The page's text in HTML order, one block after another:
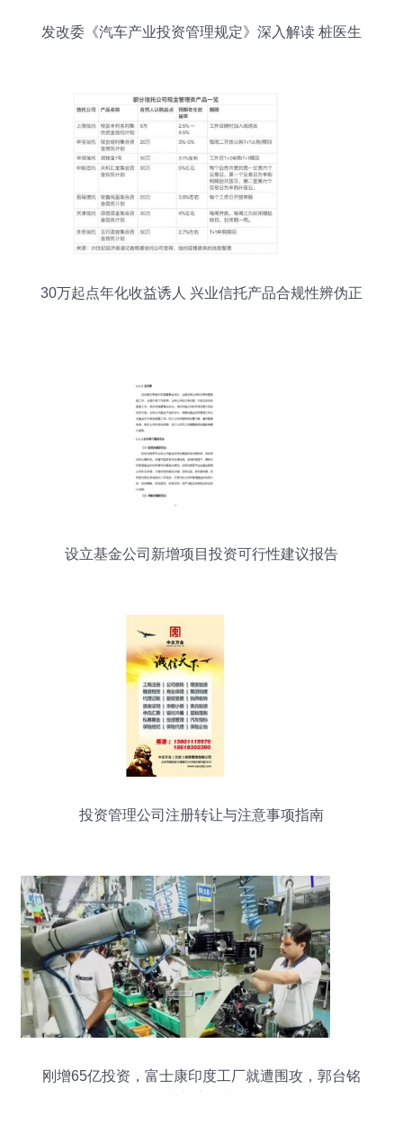
发改委《汽车产业投资管理规定》深入解读 桩医生
30万起点年化收益诱人 兴业信托产品合规性辨伪正
设立基金公司新增项目投资可行性建议报告
投资管理公司注册转让与注意事项指南
刚增65亿投资，富士康印度工厂就遭围攻，郭台铭